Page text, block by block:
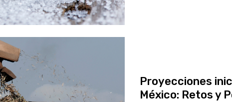
Proyecciones
México: Retos y